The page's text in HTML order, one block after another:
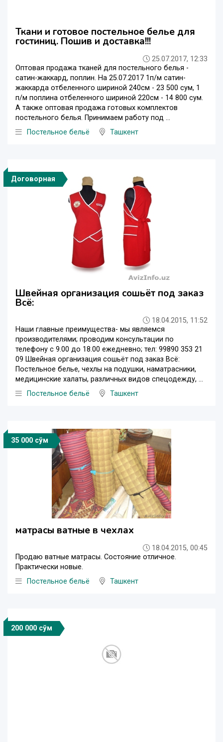
Ткани и готовое постельное белье для
гостиниц. Пошив и доставка!!!
25.07.2017, 12:33
Оптовая продажа тканей для постельного белья -
сатин-жаккард, поплин. На 25.07.2017 1п/м сатин-
жаккарда отбеленного шириной 240см - 23 500 сум, 1
п/м поплина отбеленного шириной 220см - 14 800 сум.
А также оптовая продажа готовых комплектов
постельного белья. Принимаем работу под ...
Постельное бельё
Ташкент
Договорная
Швейная организация сошьёт под заказ
Всё:
18.04.2015, 11:52
Наши главные преимущества- мы являемся
производителями; проводим консультации по
телефону с 9.00 до 18.00 ежедневно; тел: 99890 353 21
09 Швейная организация сошьёт под заказ Всё:
Постельное белье, чехлы на подушки, наматрасники,
медицинские халаты, различных видов спецодежду, ...
Постельное бельё
Ташкент
35 000 сўм
матрасы ватные в чехлах
18.04.2015, 00:45
Продаю ватные матрасы. Состояние отличное.
Практически новые.
Постельное бельё
Ташкент
200 000 сўм